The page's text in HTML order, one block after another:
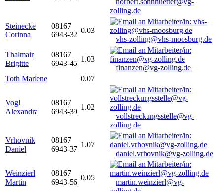
norbert.sonnhuetter@vg-
zolling.de
Steinecke
Corinna
08167
6943-32
0.03
vhs-zolling@vhs-moosburg.de
Thalmair
Brigitte
08167
6943-45
1.03
finanzen@vg-zolling.de
Toth Marlene
0.07
Vogl
Alexandra
08167
6943-39
1.02
vollstreckungsstelle@vg-
zolling.de
Vrhovnik
Daniel
08167
6943-37
1.07
daniel.vrhovnik@vg-zolling.de
Weinzierl
Martin
08167
6943-56
0.05
martin.weinzierl@vg-